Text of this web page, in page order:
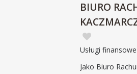
BIURO
Usługi finansowe
Jako Biuro